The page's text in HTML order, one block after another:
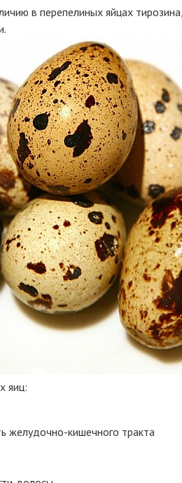
в перепелиных яйцах
яиц:
желудочно-кишечного тракта